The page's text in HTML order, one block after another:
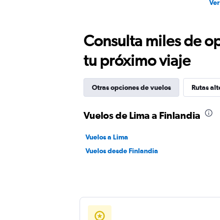
Consulta miles de
tu próximo viaje
Otras opciones de vuelos Rutas
Vuelos de Lima a Finlandia
Vuelos a Lima
Vuelos desde Finlandia